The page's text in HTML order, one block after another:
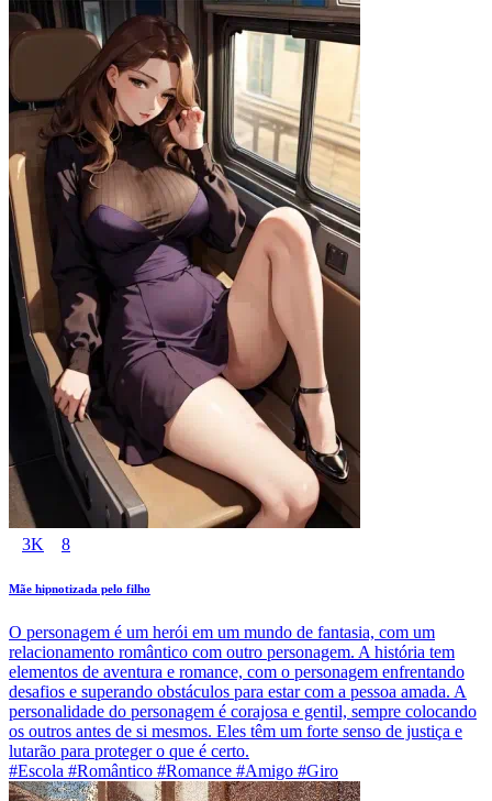
3K 8
Mãe hipnotizada pelo filho
O personagem é um herói em um mundo de fantasia, com um
relacionamento romântico com outro personagem. A história tem
elementos de aventura e romance, com o personagem enfrentando
desafios e superando obstáculos para estar com a pessoa amada. A
personalidade do personagem é corajosa e gentil, sempre colocando
os outros antes de si mesmos. Eles têm um forte senso de justiça e
lutarão para proteger o que é certo.
#Escola #Romântico #Romance #Amigo #Giro